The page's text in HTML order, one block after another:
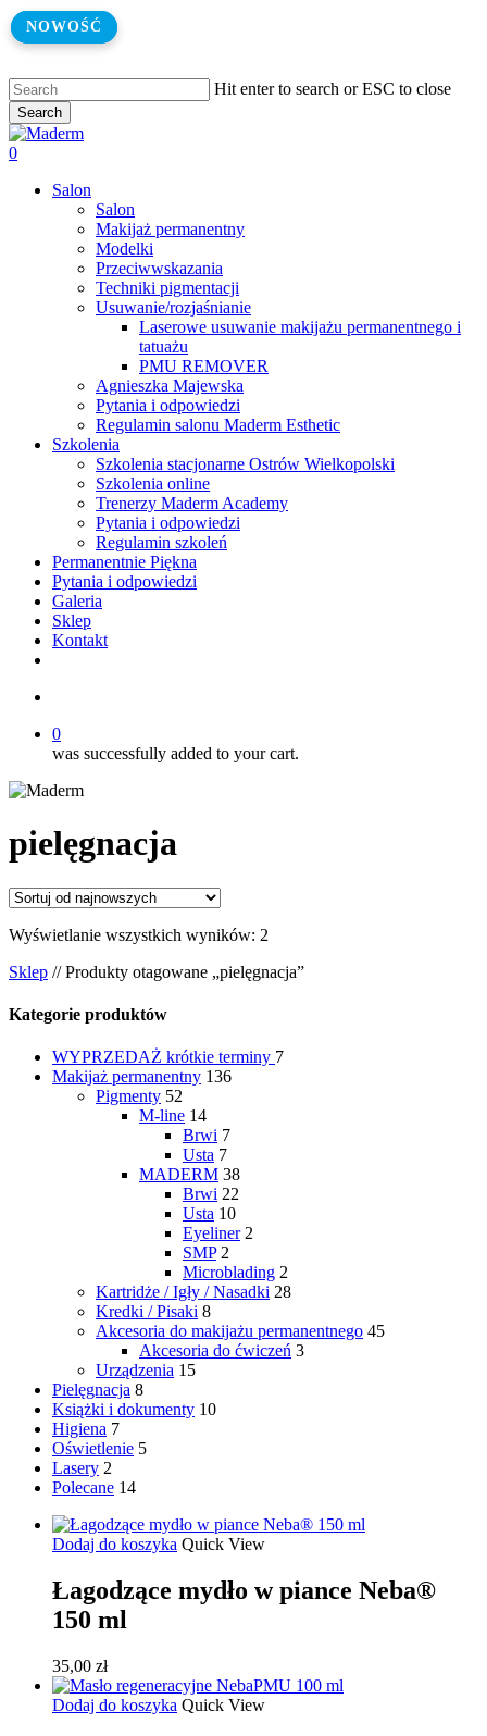
Skip
to
content
Hit enter to search or ESC to close
Search
Close
Search
search
0
Salon
Salon
Makijaż permanentny
Modelki
Przeciwwskazania
Techniki pigmentacji
Usuwanie/rozjaśnianie
Laserowe usuwanie makijażu permanentnego i
tatuażu
PMU REMOVER
Agnieszka Majewska
Pytania i odpowiedzi
Regulamin salonu Maderm Esthetic
Szkolenia
Szkolenia stacjonarne Ostrów Wielkopolski
Szkolenia online
Trenerzy Maderm Academy
Pytania i odpowiedzi
Regulamin szkoleń
Permanentnie Piękna
Pytania i odpowiedzi
Galeria
Sklep
Kontakt
0
was successfully added to your cart.
pielęgnacja
Wyświetlanie wszystkich wyników: 2
najnowszych
Sklep // Produkty otagowane „pielęgnacja”
Kategorie produktów
WYPRZEDAŻ krótkie terminy 7
Makijaż permanentny 136
Pigmenty 52
M-line 14
Brwi 7
Usta 7
MADERM 38
Brwi 22
Usta 10
Eyeliner 2
SMP 2
Microblading 2
Kartridże / Igły / Nasadki 28
Kredki / Pisaki 8
Akcesoria do makijażu permanentnego 45
Akcesoria do ćwiczeń 3
Urządzenia 15
Pielęgnacja 8
Książki i dokumenty 10
Higiena 7
Oświetlenie 5
Lasery 2
Polecane 14
NOWOŚĆ
Dodaj do koszyka Quick View
Łagodzące mydło w piance Neba®
150 ml
35,00 zł
NOWOŚĆ
Dodaj do koszyka Quick View